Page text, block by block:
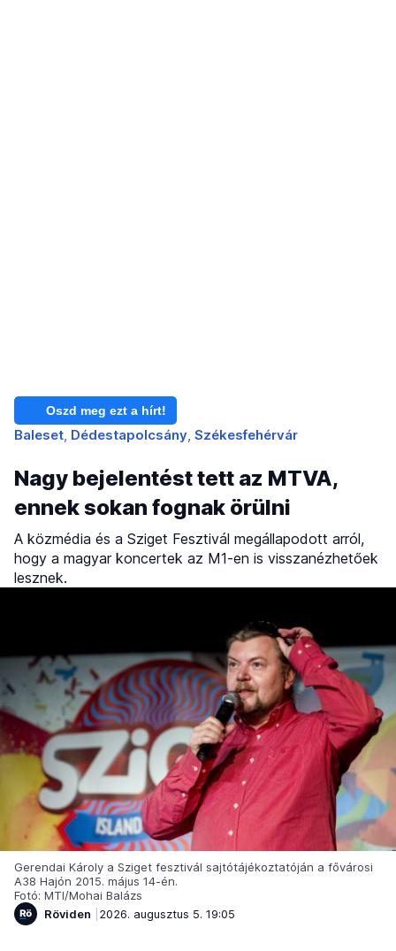
Oszd meg ezt a hírt!
Baleset Dédestapolcsány Székesfehérvár
Nagy bejelentést tett az MTVA,
ennek sokan fognak örülni
A közmédia és a Sziget Fesztivál megállapodott arról,
hogy a magyar koncertek az M1-en is visszanézhetőek
lesznek.
Gerendai Károly a Sziget fesztivál sajtótájékoztatóján a fővárosi
A38 Hajón 2015. május 14-én.
Fotó: MTI/Mohai Balázs
Röviden
2026. augusztus 5. 19:05